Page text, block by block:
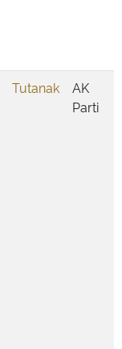
Tutanak
AK
Parti